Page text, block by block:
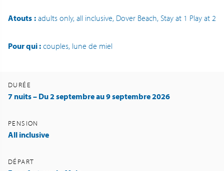
Atouts : adults only, all inclusive, Dover Beach, Stay at 1 Play at 2
Pour qui : couples, lune de miel
DURÉE
7 nuits – Du 2 septembre au 9 septembre 2026
PENSION
All inclusive
DÉPART